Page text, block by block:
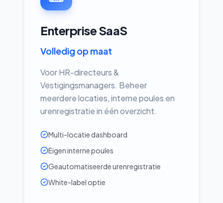
Enterprise SaaS
Volledig op maat
Voor HR-directeurs &
Vestigingsmanagers. Beheer
meerdere locaties, interne poules en
urenregistratie in één overzicht.
Multi-locatie dashboard
Eigen interne poules
Geautomatiseerde urenregistratie
White-label optie